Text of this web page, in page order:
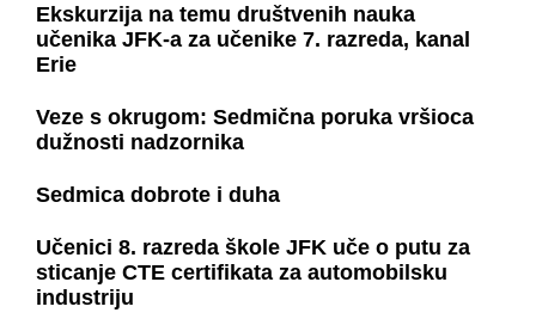
Ekskurzija na temu društvenih nauka
učenika JFK-a za učenike 7. razreda, kanal
Erie
Veze s okrugom: Sedmična poruka vršioca
dužnosti nadzornika
Sedmica dobrote i duha
Učenici 8. razreda škole JFK uče o putu za
sticanje CTE certifikata za automobilsku
industriju